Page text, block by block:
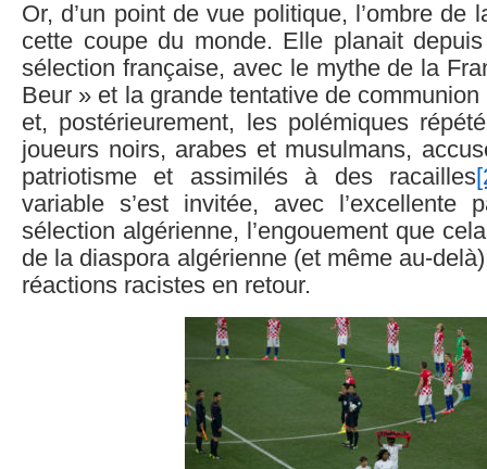
Or, d’un point de vue politique, l’ombre de
cette coupe du monde. Elle planait
sélection française, avec le mythe de la
Beur » et la grande tentative de
et, postérieurement, les polémiques
joueurs noirs, arabes et musulmans,
patriotisme et assimilés à des racailles
variable s’est invitée, avec l’excellente
sélection algérienne, l’engouement que
de la diaspora algérienne (et même au-
réactions racistes en retour.